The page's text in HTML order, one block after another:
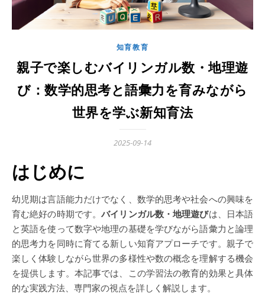
知育教育
親子で楽しむバイリンガル数・地理遊
び：数学的思考と語彙力を育みながら
世界を学ぶ新知育法
2025-09-14
はじめに
幼児期は言語能力だけでなく、数学的思考や社会への興味を
育む絶好の時期です。バイリンガル数・地理遊びは、日本語
と英語を使って数字や地理の基礎を学びながら語彙力と論理
的思考力を同時に育てる新しい知育アプローチです。親子で
楽しく体験しながら世界の多様性や数の概念を理解する機会
を提供します。本記事では、この学習法の教育的効果と具体
的な実践方法、専門家の視点を詳しく解説します。